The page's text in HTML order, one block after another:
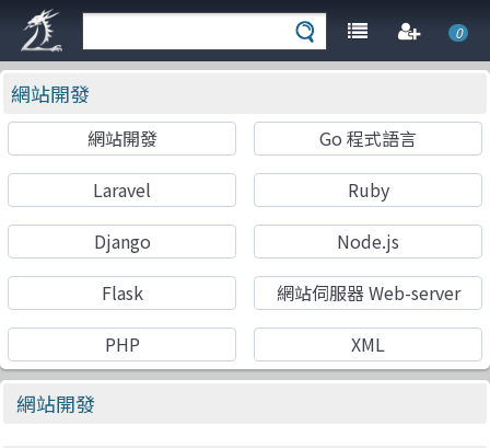
0
網站開發
網站開發
Go 程式語言
Laravel
Ruby
Django
Node.js
Flask
網站伺服器 Web-server
PHP
XML
網站開發